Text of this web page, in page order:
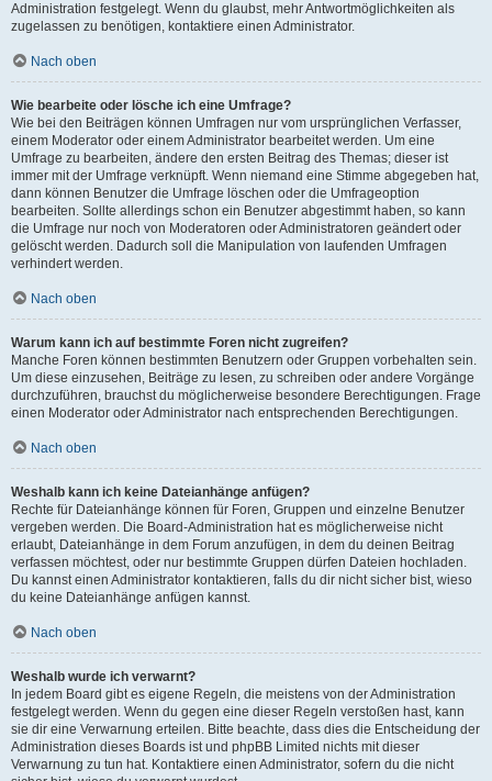
Administration festgelegt. Wenn du glaubst, mehr Antwortmöglichkeiten als
zugelassen zu benötigen, kontaktiere einen Administrator.
Nach oben
Wie bearbeite oder lösche ich eine Umfrage?
Wie bei den Beiträgen können Umfragen nur vom ursprünglichen Verfasser,
einem Moderator oder einem Administrator bearbeitet werden. Um eine
Umfrage zu bearbeiten, ändere den ersten Beitrag des Themas; dieser ist
immer mit der Umfrage verknüpft. Wenn niemand eine Stimme abgegeben hat,
dann können Benutzer die Umfrage löschen oder die Umfrageoption
bearbeiten. Sollte allerdings schon ein Benutzer abgestimmt haben, so kann
die Umfrage nur noch von Moderatoren oder Administratoren geändert oder
gelöscht werden. Dadurch soll die Manipulation von laufenden Umfragen
verhindert werden.
Nach oben
Warum kann ich auf bestimmte Foren nicht zugreifen?
Manche Foren können bestimmten Benutzern oder Gruppen vorbehalten sein.
Um diese einzusehen, Beiträge zu lesen, zu schreiben oder andere Vorgänge
durchzuführen, brauchst du möglicherweise besondere Berechtigungen. Frage
einen Moderator oder Administrator nach entsprechenden Berechtigungen.
Nach oben
Weshalb kann ich keine Dateianhänge anfügen?
Rechte für Dateianhänge können für Foren, Gruppen und einzelne Benutzer
vergeben werden. Die Board-Administration hat es möglicherweise nicht
erlaubt, Dateianhänge in dem Forum anzufügen, in dem du deinen Beitrag
verfassen möchtest, oder nur bestimmte Gruppen dürfen Dateien hochladen.
Du kannst einen Administrator kontaktieren, falls du dir nicht sicher bist, wieso
du keine Dateianhänge anfügen kannst.
Nach oben
Weshalb wurde ich verwarnt?
In jedem Board gibt es eigene Regeln, die meistens von der Administration
festgelegt werden. Wenn du gegen eine dieser Regeln verstoßen hast, kann
sie dir eine Verwarnung erteilen. Bitte beachte, dass dies die Entscheidung der
Administration dieses Boards ist und phpBB Limited nichts mit dieser
Verwarnung zu tun hat. Kontaktiere einen Administrator, sofern du die nicht